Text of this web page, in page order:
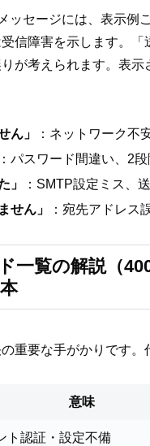
ッセージには、表示例
信障害を示します。
が考えられます。表
ん」
：ネットワーク不
パスワード間違い、2
」
：SMTP設定ミス、
せん」
：宛先アドレス
一覧の解説（
重要な手がかりです。
意味
ト認証・設定不備